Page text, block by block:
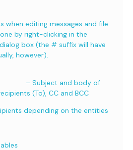
when editing messages and file
by right-clicking in the
box (the # suffix will have
however).
and body of
(To), CC and BCC
depending on the entities